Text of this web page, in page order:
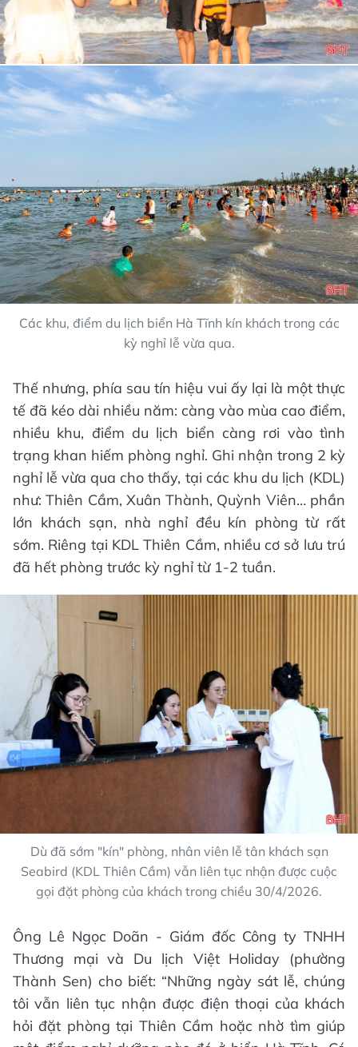
Các khu, điểm du lịch biển Hà Tĩnh kín khách trong các
kỳ nghỉ lễ vừa qua.
Thế nhưng, phía sau tín hiệu vui ấy lại là một thực
tế đã kéo dài nhiều năm: càng vào mùa cao điểm,
nhiều khu, điểm du lịch biển càng rơi vào tình
trạng khan hiếm phòng nghỉ. Ghi nhận trong 2 kỳ
nghỉ lễ vừa qua cho thấy, tại các khu du lịch (KDL)
như: Thiên Cầm, Xuân Thành, Quỳnh Viên… phần
lớn khách sạn, nhà nghỉ đều kín phòng từ rất
sớm. Riêng tại KDL Thiên Cầm, nhiều cơ sở lưu trú
đã hết phòng trước kỳ nghỉ từ 1-2 tuần.
Dù đã sớm "kín" phòng, nhân viên lễ tân khách sạn
Seabird (KDL Thiên Cầm) vẫn liên tục nhận được cuộc
gọi đặt phòng của khách trong chiều 30/4/2026.
Ông Lê Ngọc Doãn - Giám đốc Công ty TNHH
Thương mại và Du lịch Việt Holiday (phường
Thành Sen) cho biết: “Những ngày sát lễ, chúng
tôi vẫn liên tục nhận được điện thoại của khách
hỏi đặt phòng tại Thiên Cầm hoặc nhờ tìm giúp